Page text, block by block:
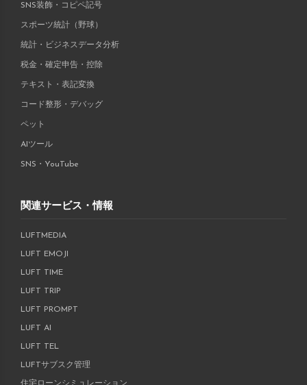
SNS装飾・コピペ記号
スポーツ統計（野球）
統計・ビジネスデータ分析
税金・確定申告・控除
テキスト・表記変換
コード整形・デバッグ
ペット
AIツール
SNS・YouTube
関連サービス・情報
LUFTMEDIA
LUFT EMOJI
LUFT TIME
LUFT TRIP
LUFT PROMPT
LUFT AI
LUFT TEL
LUFTサブスク管理
住宅ローンシミュレーション